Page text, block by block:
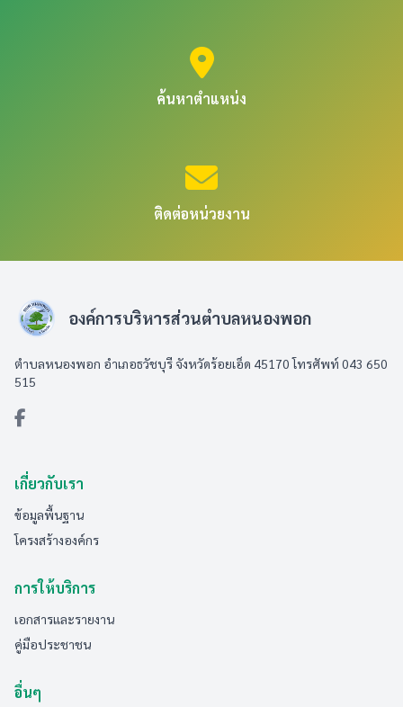
ค้นหาตำแหน่ง
ติดต่อหน่วยงาน
องค์การบริหารส่วนตำบลหนองพอก
ตำบลหนองพอก อำเภอธวัชบุรี จังหวัดร้อยเอ็ด 45170 โทรศัพท์ 043 650
515
เกี่ยวกับเรา
ข้อมูลพื้นฐาน
โครงสร้างองค์กร
การให้บริการ
เอกสารและรายงาน
คู่มือประชาชน
อื่นๆ